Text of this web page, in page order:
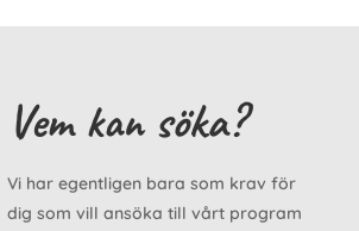
Vem kan söka?
Vi har egentligen bara som krav för
dig som vill ansöka till vårt program